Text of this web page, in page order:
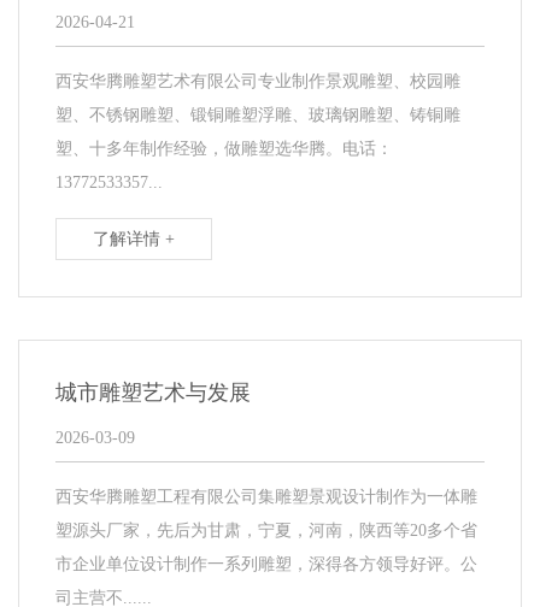
2026-04-21
西安华腾雕塑艺术有限公司专业制作景观雕塑、校园雕
塑、不锈钢雕塑、锻铜雕塑浮雕、玻璃钢雕塑、铸铜雕
塑、十多年制作经验，做雕塑选华腾。电话：
13772533357...
了解详情 +
城市雕塑艺术与发展
2026-03-09
西安华腾雕塑工程有限公司集雕塑景观设计制作为一体雕
塑源头厂家，先后为甘肃，宁夏，河南，陕西等20多个省
市企业单位设计制作一系列雕塑，深得各方领导好评。公
司主营不......